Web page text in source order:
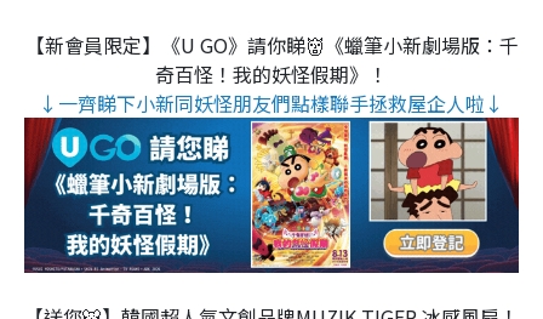
【新會員限定】《U GO》請你睇👹《蠟筆小新劇場版：千
奇百怪！我的妖怪假期》！
↓一齊睇下小新同妖怪朋友們點樣聯手拯救屋企人啦↓